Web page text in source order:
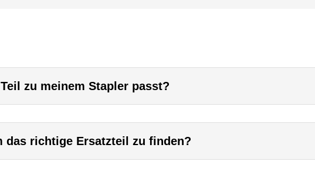
zu meinem Stapler passt?
das richtige Ersatzteil zu finden?